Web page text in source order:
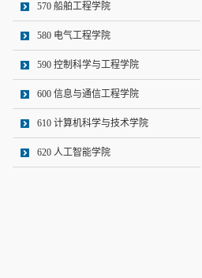
570 船舶工程学院
580 电气工程学院
590 控制科学与工程学院
600 信息与通信工程学院
610 计算机科学与技术学院
620 人工智能学院